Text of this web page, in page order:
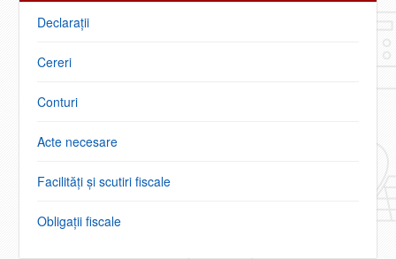
Declarații
Cereri
Conturi
Acte necesare
Facilități şi scutiri fiscale
Obligaţii fiscale